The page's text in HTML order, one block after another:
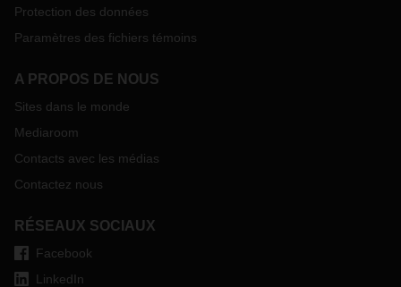
Protection des données
Paramètres des fichiers témoins
A PROPOS DE NOUS
Sites dans le monde
Mediaroom
Contacts avec les médias
Contactez nous
RÉSEAUX SOCIAUX
Facebook
LinkedIn